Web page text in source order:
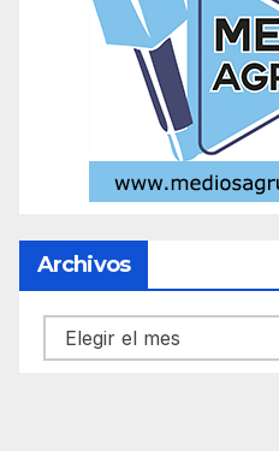
Archivos
Archivos